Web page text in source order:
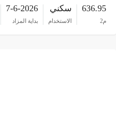
636.95 سكني
الاستخدام
7-6-2026
بداية المزاد